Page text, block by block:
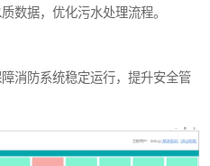
数据，优化污水处理流程。
消防系统稳定运行，提升安全管